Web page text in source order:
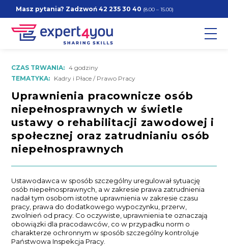
Masz pytania? Zadzwoń42 235 30 40 (8.00 – 15.00)
CZAS TRWANIA: 4 godziny
TEMATYKA: Kadry i Płace / Prawo Pracy
Uprawnienia pracownicze osób
niepełnosprawnych w świetle
ustawy o rehabilitacji zawodowej i
społecznej oraz zatrudnianiu osób
niepełnosprawnych
Ustawodawca w sposób szczególny uregulował sytuację
osób niepełnosprawnych, a w zakresie prawa zatrudnienia
nadał tym osobom istotne uprawnienia w zakresie czasu
pracy, prawa do dodatkowego wypoczynku, przerw,
zwolnień od pracy. Co oczywiste, uprawnienia te oznaczają
obowiązki dla pracodawców, co w przypadku norm o
charakterze ochronnym w sposób szczególny kontroluje
Państwowa Inspekcja Pracy.